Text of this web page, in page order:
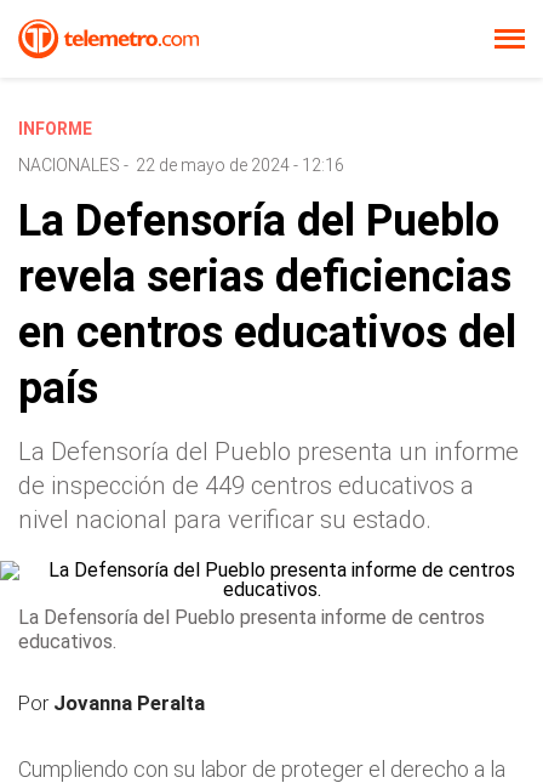
INFORME
NACIONALES - 22 de mayo de 2024 - 12:16
La Defensoría del Pueblo
revela serias deficiencias
en centros educativos del
país
La Defensoría del Pueblo presenta un informe
de inspección de 449 centros educativos a
nivel nacional para verificar su estado.
La Defensoría del Pueblo presenta informe de centros
educativos.
Por Jovanna Peralta
Cumpliendo con su labor de proteger el derecho a la